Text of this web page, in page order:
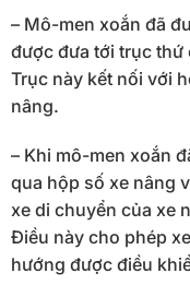
– Mô-men xoắn đã
được đưa tới trục thứ
Trục này kết nối với
nâng.
– Khi mô-men xoắn
qua hộp số xe nâng
xe di chuyển của xe
Điều này cho phép
hướng được điều